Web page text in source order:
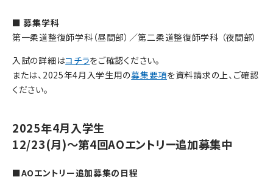
■ 募集学科
第一柔道整復師学科（昼間部）／第二柔道整復師学科 （夜間部）
入試の詳細はコチラをご確認ください。
または、2025年4月入学生用の募集要項を資料請求の上、ご確認
ください。
2025年4月入学生
12/23(月)～第4回AOエントリー追加募集中
■AOエントリー追加募集の日程